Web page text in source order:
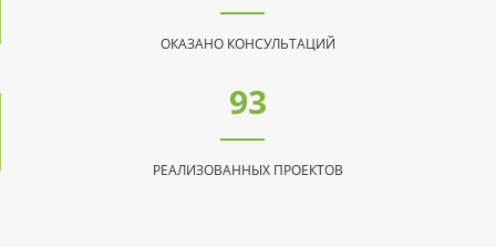
ОКАЗАНО КОНСУЛЬТАЦИЙ
116
РЕАЛИЗОВАННЫХ ПРОЕКТОВ